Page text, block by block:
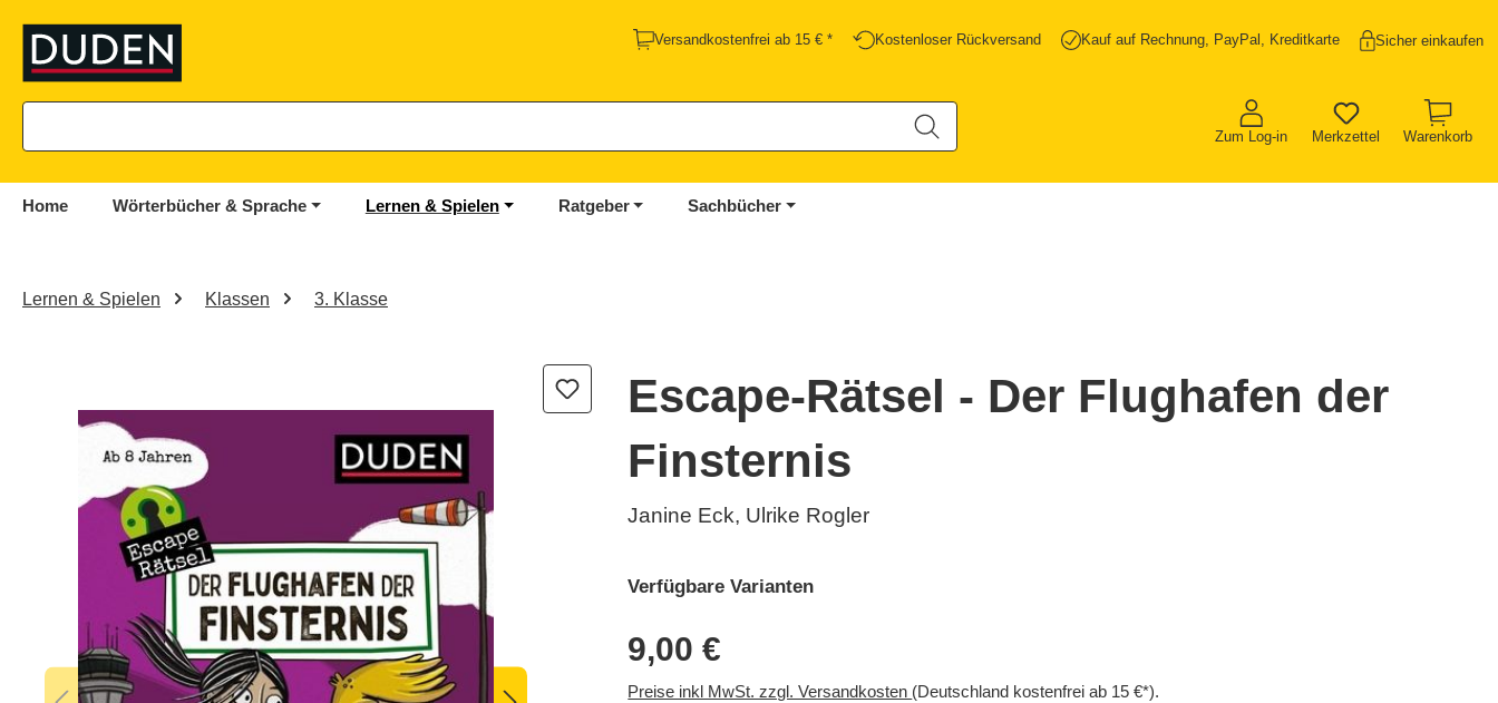
Zur Hauptnavigation springen
Versandkostenfrei ab 15 € * Kostenloser Rückversand Kauf auf Rechnung, PayPal, Kreditkarte Sicher einkaufen
Zum Log-in Merkzettel Warenkorb
Home Wörterbücher & Sprache Lernen & Spielen Ratgeber Sachbücher
Lernen & Spielen Klassen 3. Klasse
Escape-Rätsel - Der Flughafen der
Finsternis
Janine Eck, Ulrike Rogler
Verfügbare Varianten
9,00 €
Preise inkl MwSt. zzgl. Versandkosten (Deutschland kostenfrei ab 15 €*).